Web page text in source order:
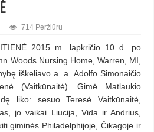
714 Peržiūrų
2015 m. lapkričio 10 d. po
Woods Nursing Home, Warren, MI,
iškeliavo a. a. Adolfo Simonaičio
(Vaitkūnaitė). Gimė Matlaukio
liko: sesuo Teresė Vaitkūnaitė,
jo vaikai Liucija, Vida ir Andrius,
giminės Philadelphijoje, Čikagoje ir